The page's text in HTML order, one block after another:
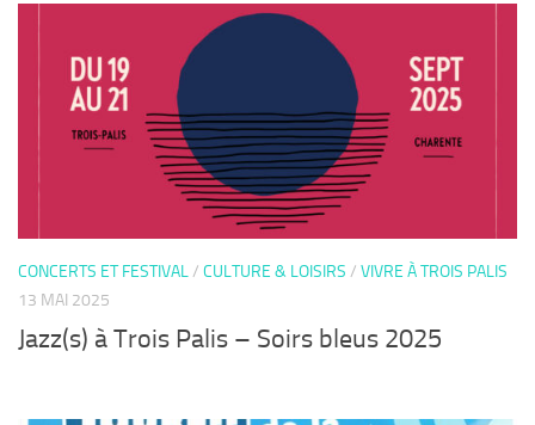
CONCERTS ET FESTIVAL/ CULTURE & LOISIRS / VIVRE À TROIS PALIS
13 MAI 2025
Jazz(s) à Trois Palis – Soirs bleus 2025